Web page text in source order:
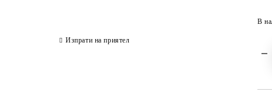
В
Изпрати на приятел